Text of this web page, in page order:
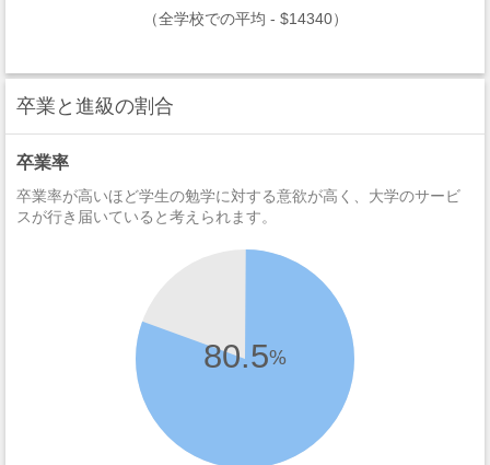
（全学校での平均 - $14340）
卒業と進級の割合
卒業率
卒業率が高いほど学生の勉学に対する意欲が高く、大学のサービ
スが行き届いていると考えられます。
80.5%